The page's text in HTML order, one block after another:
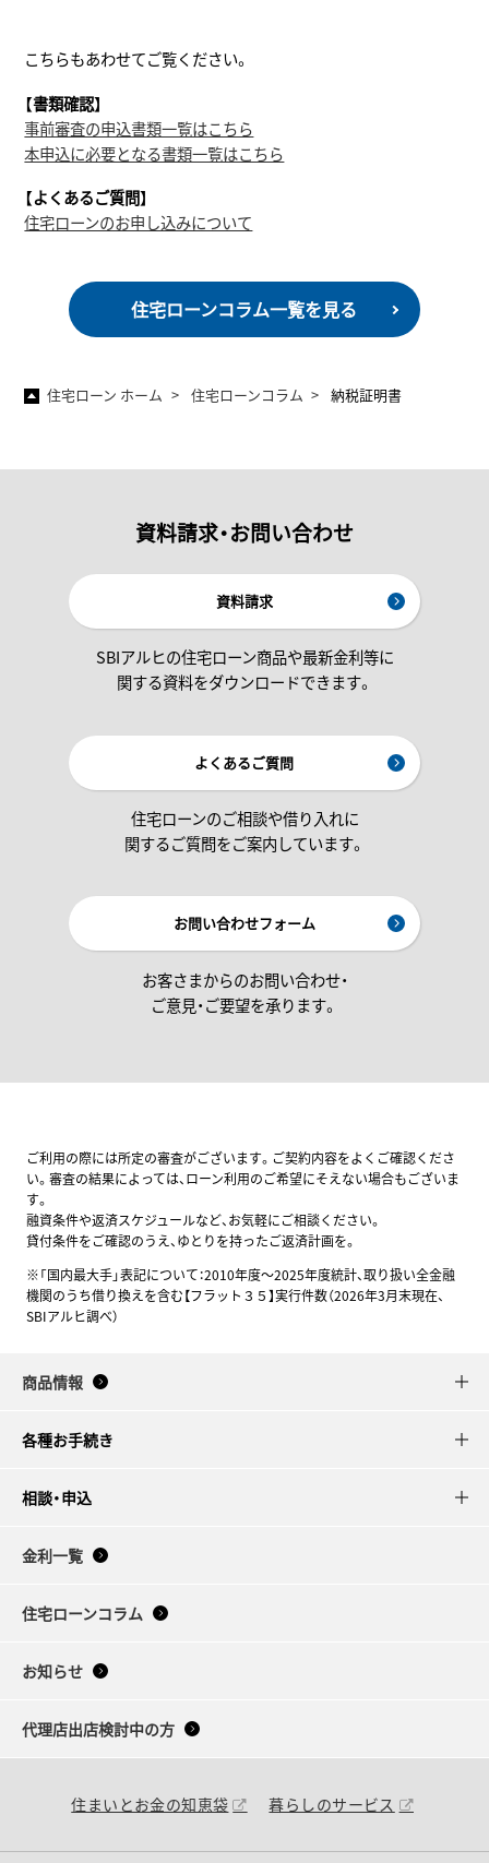
こちらもあわせてご覧ください。
【書類確認】
事前審査の申込書類一覧はこちら
本申込に必要となる書類一覧はこちら
【よくあるご質問】
住宅ローンのお申し込みについて
住宅ローンコラム一覧を見る
住宅ローン ホーム 住宅ローンコラム 納税証明書
資料請求・お問い合わせ
資料請求
SBIアルヒの住宅ローン商品や最新金利等に
関する資料をダウンロードできます。
よくあるご質問
住宅ローンのご相談や借り入れに
関するご質問をご案内しています。
お問い合わせフォーム
お客さまからのお問い合わせ・
ご意見・ご要望を承ります。
ご利用の際には所定の審査がございます。ご契約内容をよくご確認くださ
い。審査の結果によっては、ローン利用のご希望にそえない場合もございま
す。
融資条件や返済スケジュールなど、お気軽にご相談ください。
貸付条件をご確認のうえ、ゆとりを持ったご返済計画を。
※「国内最大手」表記について：2010年度～2025年度統計、取り扱い全金融
機関のうち借り換えを含む【フラット３５】実行件数（2026年3月末現在、
SBIアルヒ調べ）
商品情報
各種お手続き
相談・申込
金利一覧
住宅ローンコラム
お知らせ
代理店出店検討中の方
住まいとお金の知恵袋 暮らしのサービス